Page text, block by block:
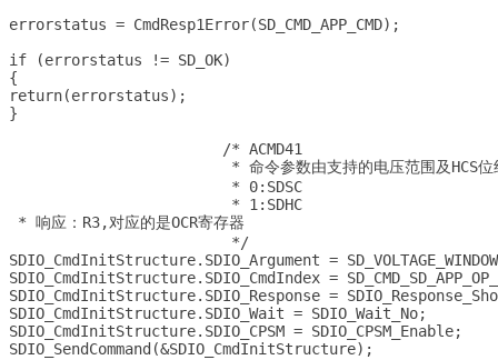
errorstatus = CmdResp1Error(SD_CMD_APP_CMD);
if (errorstatus != SD_OK)
{
return(errorstatus);
}
* 响应：R3,对应的是OCR寄存器
SDIO_CmdInitStructure.SDIO_Argument =
SDIO_CmdInitStructure.SDIO_CmdIndex =
SDIO_CmdInitStructure.SDIO_Response =
SDIO_CmdInitStructure.SDIO_Wait = SDIO_Wait_No;
SDIO_CmdInitStructure.SDIO_CPSM = SDIO_CPSM_Enable;
SDIO_SendCommand(&SDIO_CmdInitStructure);